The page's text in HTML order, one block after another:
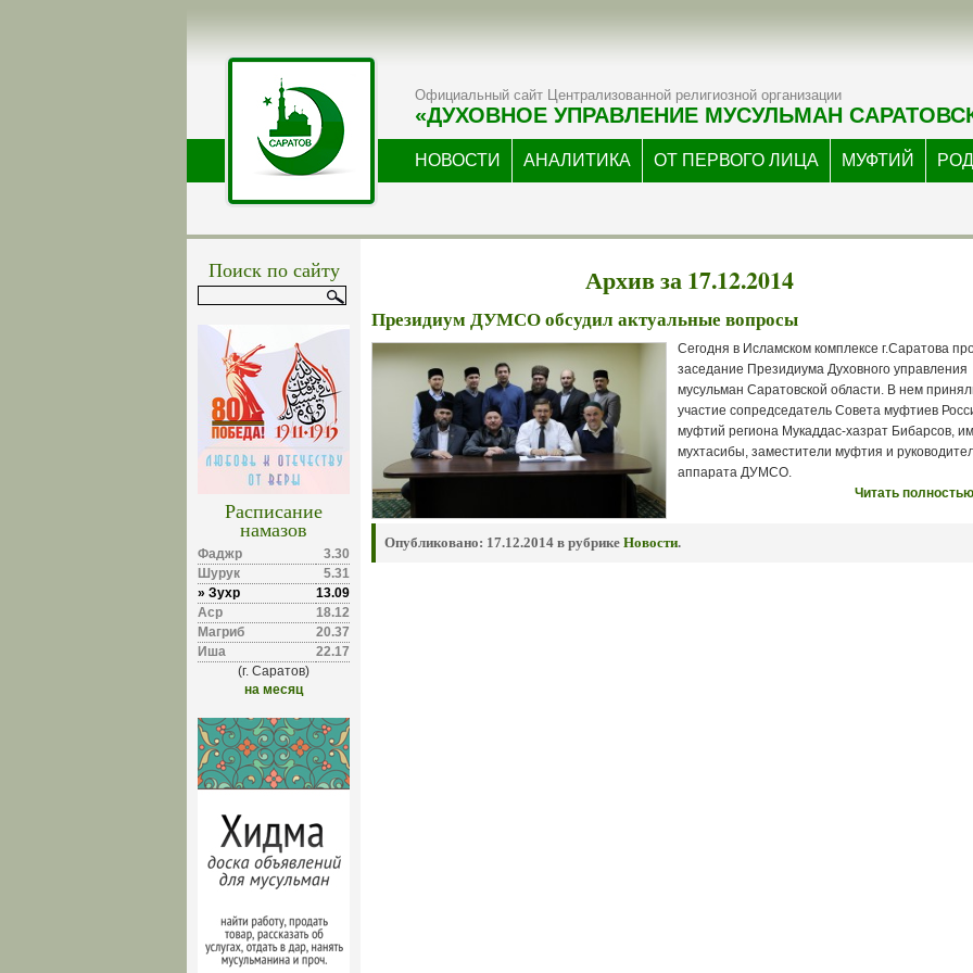
Официальный сайт Централизованной религиозной организации
«ДУХОВНОЕ УПРАВЛЕНИЕ МУСУЛЬМАН
НОВОСТИ АНАЛИТИКА ОТ ПЕРВОГО ЛИЦА МУФТИЙ
Поиск по сайту
Расписание
намазов
Фаджр
3.30
Шурук
5.31
» Зухр
13.09
Аср
18.12
Магриб
20.37
Иша
22.17
(г. Саратов)
на месяц
Архив за 17.12.2014
Президиум ДУМСО обсудил актуальные вопросы
Сегодня в Исламском комплексе г.Саратова
заседание Президиума Духовного управления
мусульман Саратовской области. В нем
участие сопредседатель Совета муфтиев
муфтий региона Мукаддас-хазрат Бибарсов,
мухтасибы, заместители муфтия и
аппарата ДУМСО.
Читать
Опубликовано: 17.12.2014 в рубрике Новости.